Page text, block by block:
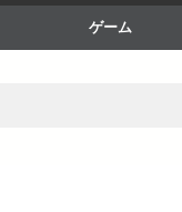
ゲーム